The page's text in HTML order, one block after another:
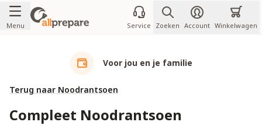
Ga naar de inhoud
Menu Service Zoeken Account Winkelwagen
Voor jou en je familie
Terug naar Noodrantsoen
Compleet Noodrantsoen